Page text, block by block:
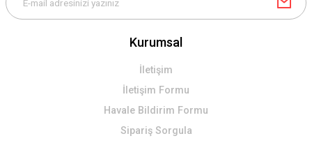
Gönder
Kurumsal
İletişim
İletişim Formu
Havale Bildirim Formu
Sipariş Sorgula